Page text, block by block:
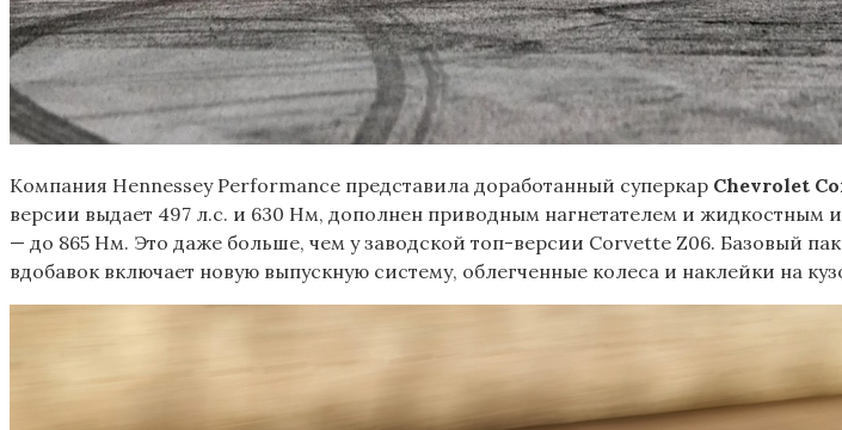
Компания Hennessey Performance представила доработанный суперкар Chevrolet
версии выдает 497 л.с. и 630 Нм, дополнен приводным нагнетателем и жидкостным
— до 865 Нм. Это даже больше, чем у заводской топ-версии Corvette Z06. Базовый
вдобавок включает новую выпускную систему, облегченные колеса и наклейки на